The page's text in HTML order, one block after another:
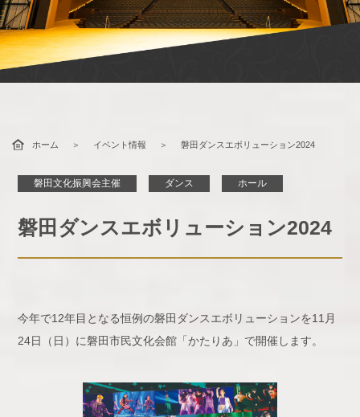
ホーム イベント情報 磐田ダンスエボリューション2024
磐田文化振興会主催 ダンス ホール
磐田ダンスエボリューション2024
今年で12年目となる恒例の磐田ダンスエボリューションを11月
24日（日）に磐田市民文化会館「かたりあ」で開催します。